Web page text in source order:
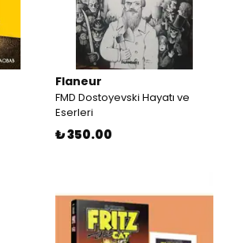
Flaneur
FMD Dostoyevski Hayatı ve
Eserleri
₺ 350.00